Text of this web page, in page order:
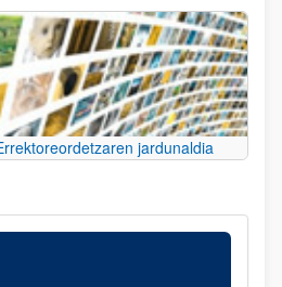
jardunaldia